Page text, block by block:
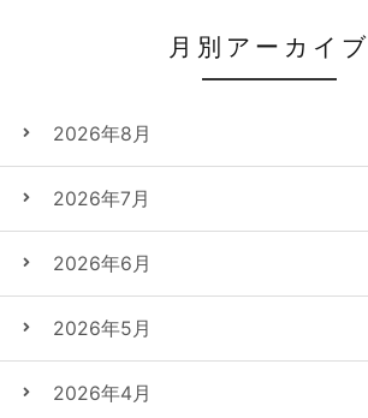
月別アーカイブ
2026年8月
2026年7月
2026年6月
2026年5月
2026年4月